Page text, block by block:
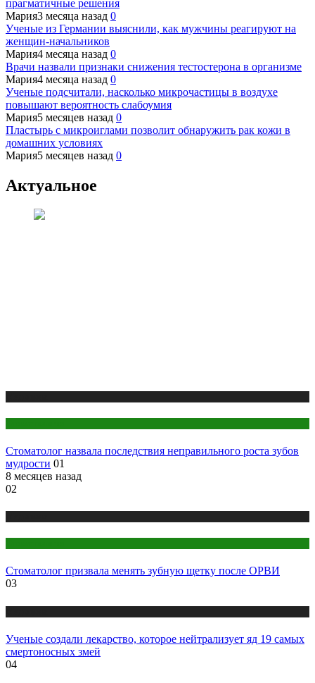
прагматичные решения
Мария3 месяца назад 0
Ученые из Германии выяснили, как мужчины реагируют на
женщин-начальников
Мария4 месяца назад 0
Врачи назвали признаки снижения тестостерона в организме
Мария4 месяца назад 0
Ученые подсчитали, насколько микрочастицы в воздухе
повышают вероятность слабоумия
Мария5 месяцев назад 0
Пластырь с микроиглами позволит обнаружить рак кожи в
домашних условиях
Мария5 месяцев назад 0
Актуальное
Стоматолог назвала последствия неправильного роста зубов
мудрости 01
8 месяцев назад
02
Стоматолог призвала менять зубную щетку после ОРВИ
03
Ученые создали лекарство, которое нейтрализует яд 19 самых
смертоносных змей
04